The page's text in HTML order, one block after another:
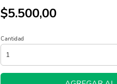
$5.500,00
Cantidad